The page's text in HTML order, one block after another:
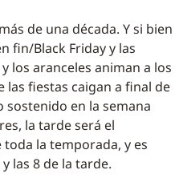
de una década. Y si bien
fin/Black Friday y las
los aranceles animan a los
fiestas caigan a final de
en la semana
la tarde será el
la temporada, y es
las 8 de la tarde.